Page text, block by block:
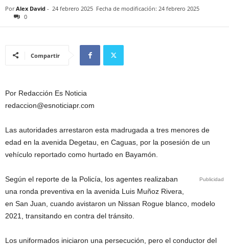
Por Alex David - 24 febrero 2025 Fecha de modificación: 24 febrero 2025
0
Compartir
Por Redacción Es Noticia
redaccion@esnoticiapr.com
Las autoridades arrestaron esta madrugada a tres menores de
edad en la avenida Degetau, en Caguas, por la posesión de un
vehículo reportado como hurtado en Bayamón.
Publicidad
Según el reporte de la Policía, los agentes realizaban
una ronda preventiva en la avenida Luis Muñoz Rivera,
en San Juan, cuando avistaron un Nissan Rogue blanco, modelo
2021, transitando en contra del tránsito.
Los uniformados iniciaron una persecución, pero el conductor del